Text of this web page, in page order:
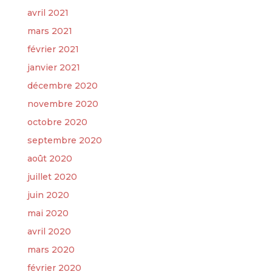
avril 2021
mars 2021
février 2021
janvier 2021
décembre 2020
novembre 2020
octobre 2020
septembre 2020
août 2020
juillet 2020
juin 2020
mai 2020
avril 2020
mars 2020
février 2020